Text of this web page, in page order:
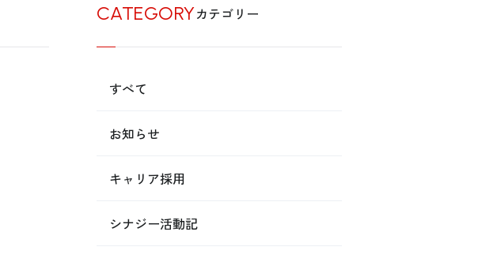
CATEGORYカテゴリー
すべて
お知らせ
キャリア採用
シナジー活動記